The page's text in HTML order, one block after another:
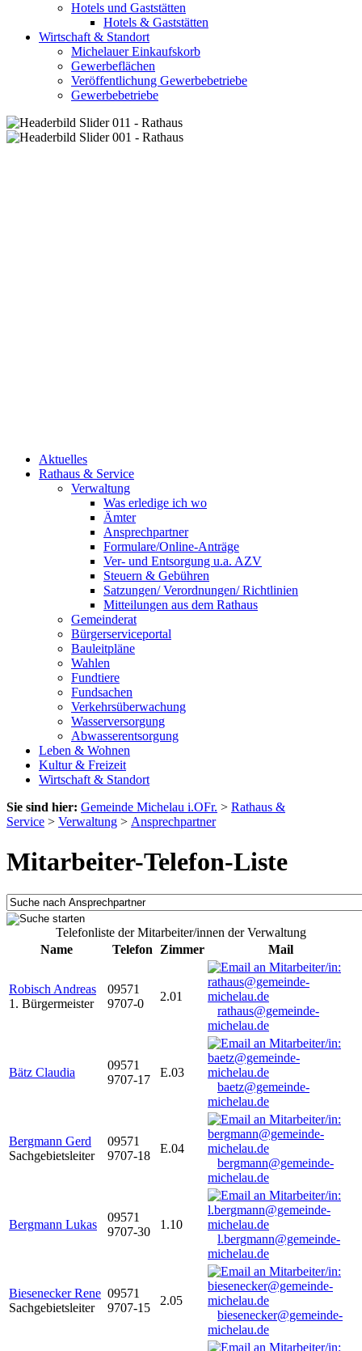
Hotels und Gaststätten
Hotels & Gaststätten
Wirtschaft & Standort
Michelauer Einkaufskorb
Gewerbeflächen
Veröffentlichung Gewerbebetriebe
Gewerbebetriebe
Aktuelles
Rathaus & Service
Verwaltung
Was erledige ich wo
Ämter
Ansprechpartner
Formulare/Online-Anträge
Ver- und Entsorgung u.a. AZV
Steuern & Gebühren
Satzungen/ Verordnungen/ Richtlinien
Mitteilungen aus dem Rathaus
Gemeinderat
Bürgerserviceportal
Bauleitpläne
Wahlen
Fundtiere
Fundsachen
Verkehrsüberwachung
Wasserversorgung
Abwasserentsorgung
Leben & Wohnen
Kultur & Freizeit
Wirtschaft & Standort
Sie sind hier: Gemeinde Michelau i.OFr. > Rathaus &
Service > Verwaltung > Ansprechpartner
Mitarbeiter-Telefon-Liste
Telefonliste der Mitarbeiter/innen der Verwaltung
Name
Telefon Zimmer Mail
Robisch Andreas
1. Bürgermeister
09571
9707-0
2.01
rathaus@gemeinde-
michelau.de
Bätz Claudia
09571
9707-17
E.03
baetz@gemeinde-
michelau.de
Bergmann Gerd
Sachgebietsleiter
09571
9707-18
E.04
bergmann@gemeinde-
michelau.de
Bergmann Lukas
09571
9707-30
1.10
l.bergmann@gemeinde-
michelau.de
Biesenecker Rene
Sachgebietsleiter
09571
9707-15
2.05
biesenecker@gemeinde-
michelau.de